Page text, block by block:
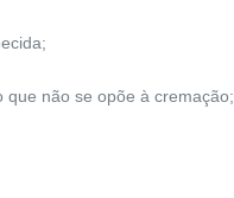
que não se opõe à cremação;